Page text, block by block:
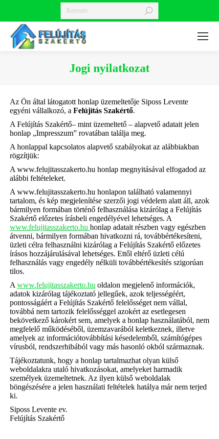
Search:
Jogi nyilatkozat
Az Ön által látogatott honlap üzemeltetője Siposs Levente
egyéni vállalkozó, a Felújítás Szakértő.
A Felújítás Szakértő– mint üzemeltető – alapvető adatait jelen
honlap „Impresszum” rovatában találja meg.
A honlappal kapcsolatos alapvető szabályokat az alábbiakban
rögzítjük:
A www.felujitasszakerto.hu honlap megnyitásával elfogadod az
alábbi feltételeket.
A www.felujitasszakerto.hu honlapon található valamennyi
tartalom, és kép megjelenítése szerzői jogi védelem alatt áll, azok
bármilyen formában történő felhasználása kizárólag a Felújítás
Szakértő előzetes írásbeli engedélyével lehetséges. A
www.felujitasszakerto.hu honlap adatait részben vagy egészben
átvenni, bármilyen formában hivatkozni rá, továbbértékesíteni,
üzleti célra felhasználni kizárólag a Felújítás Szakértő előzetes
írásos hozzájárulásával lehetséges. Ettől eltérő üzleti célú
felhasználás vagy engedély nélküli továbbértékesítés szigorúan
tilos.
A www.felujitasszakerto.hu oldalon megjelenő információk,
adatok kizárólag tájékoztató jellegűek, azok teljességéért,
pontosságáért a Felújítás Szakértő felelősséget nem vállal,
továbbá nem tartozik felelősséggel azokért az esetlegesen
bekövetkező károkért sem, amelyek a honlap használatából, nem
megfelelő működéséből, üzemzavarából keletkeznek, illetve
amelyek az információtovábbítási késedelemből, számítógépes
vírusból, rendszerhibából vagy más hasonló okból származnak.
Tájékoztatunk, hogy a honlap tartalmazhat olyan külső
weboldalakra utaló hivatkozásokat, amelyeket harmadik
személyek üzemeltetnek. Az ilyen külső weboldalak
böngészésére a jelen használati feltételek hatálya már nem terjed
ki.
Siposs Levente ev.
Felújítás Szakértő